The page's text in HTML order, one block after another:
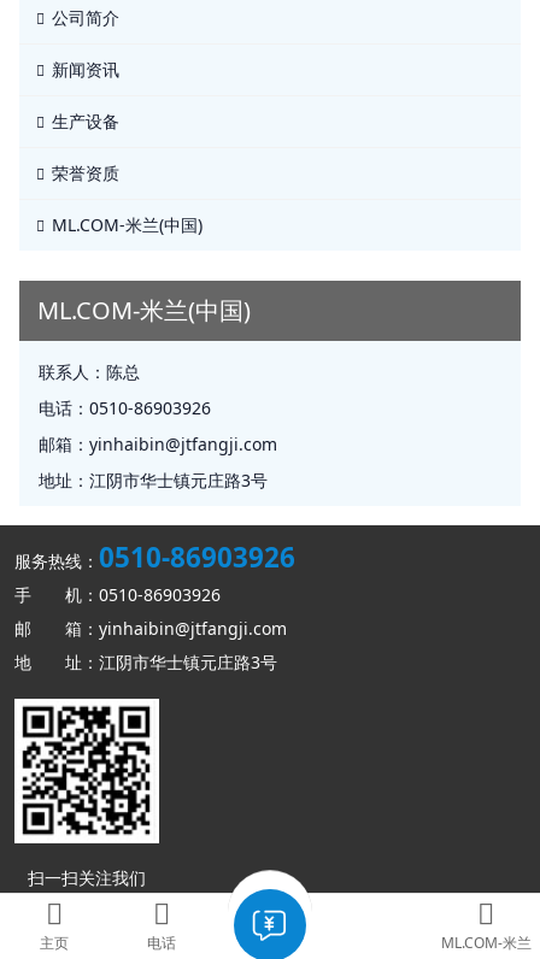
公司简介
新闻资讯
生产设备
荣誉资质
ML.COM-米兰(中国)
ML.COM-米兰(中国)
联系人： 陈总
电话： 0510-86903926
邮箱： yinhaibin@jtfangji.com
地址： 江阴市华士镇元庄路3号
服务热线： 0510-86903926
手 机：0510-86903926
邮 箱：yinhaibin@jtfangji.com
地 址：江阴市华士镇元庄路3号
扫一扫关注我们
Copyright © ML.COM-米兰(中国) 版权所有 网站地图
主页 电话 ML.COM-米兰